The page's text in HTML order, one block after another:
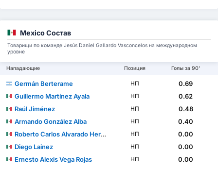
Mexico Состав
Товарищи по команде Jesús Daniel Gallardo Vasconcelos на международном
уровне
Нападающие Позиция Голы за 90'
Germán Berterame НП
0.69
Guillermo Martínez Ayala
НП
0.62
Raúl Jiménez
НП
0.48
Armando González Alba
НП
0.40
Roberto Carlos Alvarado Hernández
НП
0.00
Diego Lainez
НП
0.00
Ernesto Alexis Vega Rojas
НП
0.00